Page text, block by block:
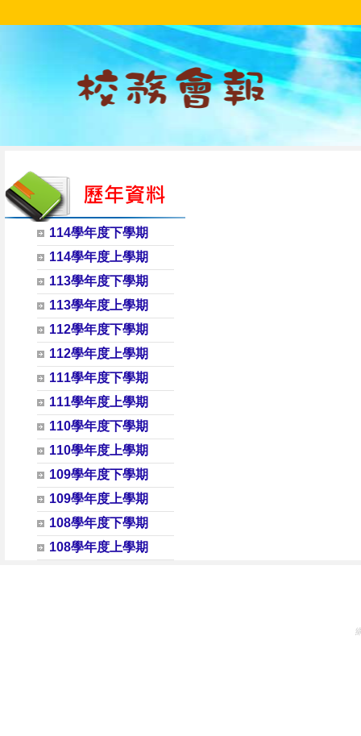
114學年度下學期
114學年度上學期
113學年度下學期
113學年度上學期
112學年度下學期
112學年度上學期
111學年度下學期
111學年度上學期
110學年度下學期
110學年度上學期
109學年度下學期
109學年度上學期
108學年度下學期
108學年度上學期